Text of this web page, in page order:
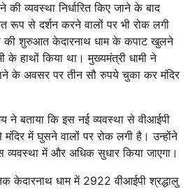
की व्यवस्था निर्धारित किए जाने के बाद
रूप से दर्शन करने वालों पर भी रोक लगी
की शुरुआत केदारनाथ धाम के कपाट खुलने
के हाथों किया था। मुख्यमंत्री धामी ने
के अवसर पर तीन सौ रुपये चुका कर मंदिर
ने बताया कि इस नई व्यवस्था से वीआईपी
में घुसने वालों पर रोक लगी है। उन्होंने
व्यवस्था में और अधिक सुधार किया जाएगा।
केदारनाथ धाम में 2922 वीआईपी श्रद्धालु